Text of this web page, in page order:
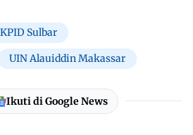
KPID Sulbar
UIN Alauiddin Makassar
Ikuti di Google News